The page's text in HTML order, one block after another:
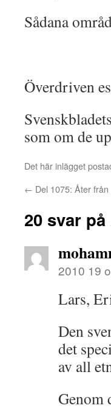
Sådana
Överdriven
som om de
Det här inlägget
← Del 1075: Åter
20 svar på
2010 19
Lars,
Den
det
av all
Genom